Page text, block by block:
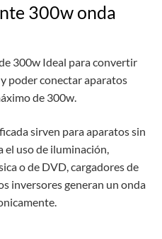
300w onda
300w Ideal para convertir
poder conectar aparatos
de 300w.
sirven para aparatos sin
el uso de iluminación,
o de DVD, cargadores de
inversores generan un onda